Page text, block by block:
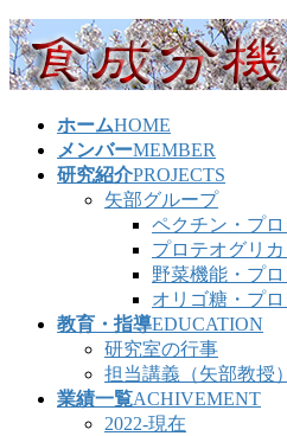
コ
ン
テ
ナ
ビ
ゲ
ホームHOME
メンバーMEMBER
研究紹介PROJECTS
矢部グループ
ペクチン・プロ
プロテオグリ
野菜機能・プロ
オリゴ糖・プロ
教育・指導EDUCATION
研究室の行事
担当講義（矢部教授）
業績一覧ACHIVEMENT
2022-現在